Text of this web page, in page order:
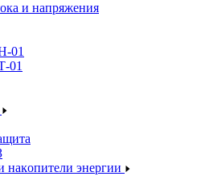
и напряжения
01
01
наĸопители энергии